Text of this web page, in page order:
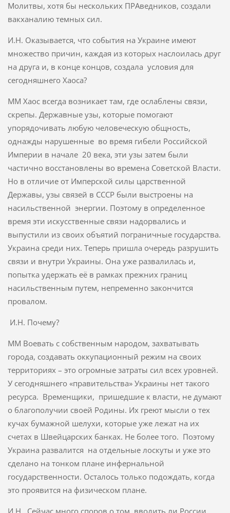
Молитвы, хотя бы нескольких ПРАведников, создали
вакханалию темных сил.
И.Н. Оказывается, что события на Украине имеют
множество причин, каждая из которых наслоилась друг
на друга и, в конце концов, создала условия для
сегодняшнего Хаоса?
ММ Хаос всегда возникает там, где ослаблены связи,
скрепы. Державные узы, которые помогают
упорядочивать любую человеческую общность,
однажды нарушенные во время гибели Российской
Империи в начале 20 века, эти узы затем были
частично восстановлены во времена Советской Власти.
Но в отличие от Имперской силы царственной
Державы, узы связей в СССР были выстроены на
насильственной энергии. Поэтому в определенное
время эти искусственные связи надорвались и
выпустили из своих объятий пограничные государства.
Украина среди них. Теперь пришла очередь разрушить
связи и внутри Украины. Она уже развалилась и,
попытка удержать её в рамках прежних границ
насильственным путем, непременно закончится
провалом.
И.Н. Почему?
ММ Воевать с собственным народом, захватывать
города, создавать оккупационный режим на своих
территориях – это огромные затраты сил всех уровней.
У сегодняшнего «правительства» Украины нет такого
ресурса. Временщики, пришедшие к власти, не думают
о благополучии своей Родины. Их греют мысли о тех
кучах бумажной шелухи, которые уже лежат на их
счетах в Швейцарских банках. Не более того. Поэтому
Украина развалится на отдельные лоскуты и уже это
сделано на тонком плане инфернальной
государственности. Осталось только подождать, когда
это проявится на физическом плане.
И.Н. Сейчас много споров о том, вводить ли России